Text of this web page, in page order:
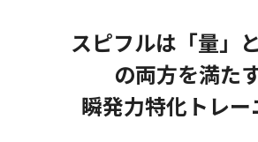
スピフルは「量」
の両方を満たす
瞬発力特化トレ